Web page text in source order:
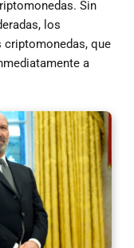
Sin
los
criptomonedas, que
a